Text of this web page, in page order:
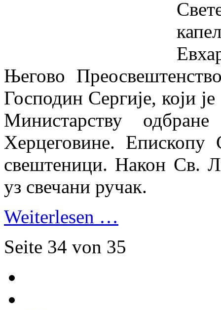
Његово
Господин Сергије, који
Министарству
Херцеговине. Епископу
свештеници. Након Св.
уз свечани ручак.
Weiterlesen …
Seite 34 von 35